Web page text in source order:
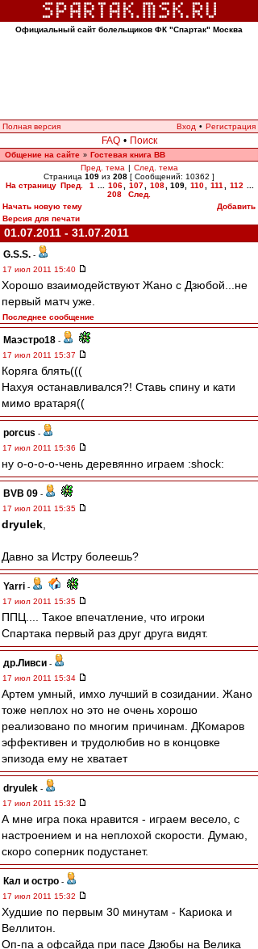
Официальный сайт болельщиков ФК "Спартак" Москва
Полная версия Вход • Регистрация
FAQ • Поиск
Общение на сайте » Гостевая книга ВВ
Пред. тема | След. тема
Страница 109 из 208 [ Сообщений: 10362 ]
На страницу Пред. 1 106 107 108 109, 110 111 112
208
След.
Начать новую тему
Добавить
Версия для печати
01.07.2011 - 31.07.2011
G.S.S. -
17 июл 2011 15:40
Хорошо взаимодействуют Жано с Дзюбой...не
первый матч уже.
Последнее сообщение
Маэстро18 -
17 июл 2011 15:37
Коряга блять(((
Нахуя останавливался?! Ставь спину и кати
мимо вратаря((
porcus -
17 июл 2011 15:36
ну о-о-о-о-чень деревянно играем :shock:
BVB 09 -
17 июл 2011 15:35
dryulek
Давно за Истру болеешь?
Yarri -
17 июл 2011 15:35
ППЦ.... Такое впечатление, что игроки
Спартака первый раз друг друга видят.
др.Ливси -
17 июл 2011 15:34
Артем умный, имхо лучший в созидании. Жано
тоже неплох но это не очень хорошо
реализовано по многим причинам. ДКомаров
эффективен и трудолюбив но в концовке
эпизода ему не хватает
dryulek -
17 июл 2011 15:32
А мне игра пока нравится - играем весело, с
настроением и на неплохой скорости. Думаю,
скоро соперник подустанет.
Кал и остро -
17 июл 2011 15:32
Худшие по первым 30 минутам - Кариока и
Веллитон.
Оп-па а офсайда при пасе Дзюбы на Велика